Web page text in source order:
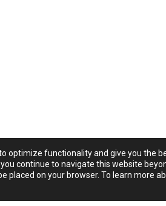
optimize functionality and give you the
continue to navigate this website
placed on your browser. To learn more